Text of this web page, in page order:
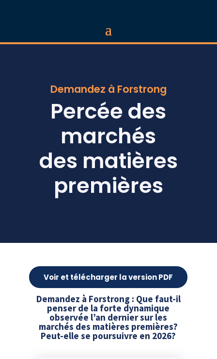
Demandez à Forstrong
Percée des
marchés
des matières
premières
Voir et télécharger la version PDF
Demandez à Forstrong : Que faut-il
penser de la forte dynamique
observée l’an dernier sur les
marchés des matières premières?
Peut-elle se poursuivre en 2026?